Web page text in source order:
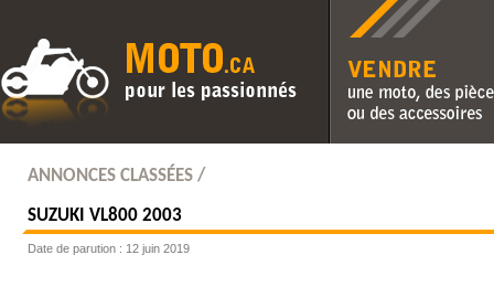
Vendre une moto, des
des accessoires
ANNONCES CLASSÉES /
SUZUKI VL800 2003
Date de parution : 12 juin 2019